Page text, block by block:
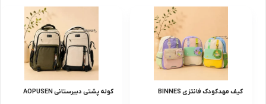
کیف مهدکودک فانتزی BINNES کوله پشتی دبیرستانی AOPUSEN